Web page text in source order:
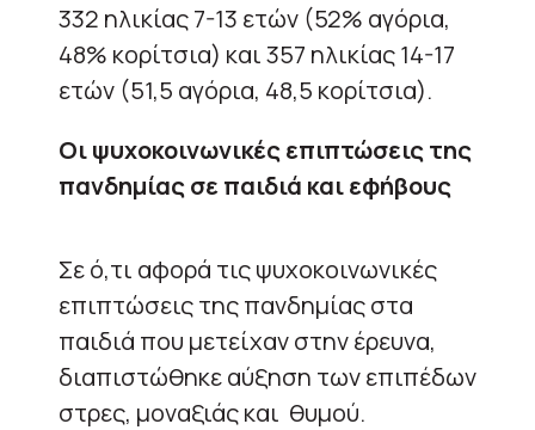
332 ηλικίας 7-13 ετών (52% αγόρια,
48% κορίτσια) και 357 ηλικίας 14-17
ετών (51,5 αγόρια, 48,5 κορίτσια).
Οι ψυχοκοινωνικές επιπτώσεις της
πανδημίας σε παιδιά και εφήβους
Σε ό,τι αφορά τις ψυχοκοινωνικές
επιπτώσεις της πανδημίας στα
παιδιά που μετείχαν στην έρευνα,
διαπιστώθηκε αύξηση των επιπέδων
στρες, μοναξιάς και θυμού.